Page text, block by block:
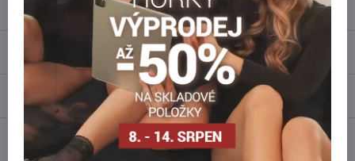
Popis
Recenze
Diskuse 0
FacebookTwitterBlueskyPinterestReddit LinkedIn WhatsApp